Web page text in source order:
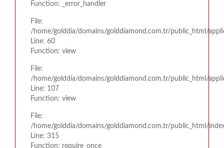
Function: _error_handler
File:
/home/golddia/domains/golddiamond.com.tr/public_html/
Line: 60
Function: view
File:
/home/golddia/domains/golddiamond.com.tr/public_html/
Line: 107
Function: view
File:
/home/golddia/domains/golddiamond.com.tr/public_html/
Line: 315
Function: require_once